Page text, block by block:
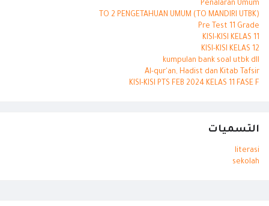
Penalaran Umum
TO 2 PENGETAHUAN UMUM (TO MANDIRI UTBK)
Pre Test 11 Grade
KISI-KISI KELAS 11
KISI-KISI KELAS 12
kumpulan bank soal utbk dll
Al-qur'an, Hadist dan Kitab Tafsir
KISI-KISI PTS FEB 2024 KELAS 11 FASE F
التسميات
literasi
sekolah